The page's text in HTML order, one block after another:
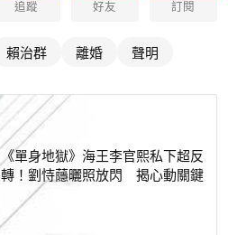
追蹤 好友 訂閱
賴治群 離婚 聲明
《單身地獄》海王李官熙私下超反
轉！劉恃蘟曬照放閃 揭心動關鍵